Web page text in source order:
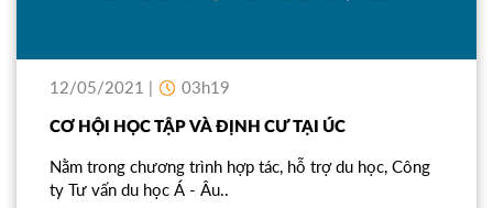
12/05/2021 | 03h19
CƠ HỘI HỌC TẬP VÀ ĐỊNH CƯ TẠI ÚC
Nằm trong chương trình hợp tác, hỗ trợ du học, Công
ty Tư vấn du học Á - Âu..